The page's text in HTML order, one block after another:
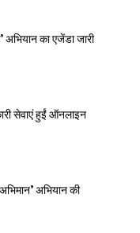
अभियान का एजेंडा जारी
सेवाएं हुईं ऑनलाइन
अभियान की